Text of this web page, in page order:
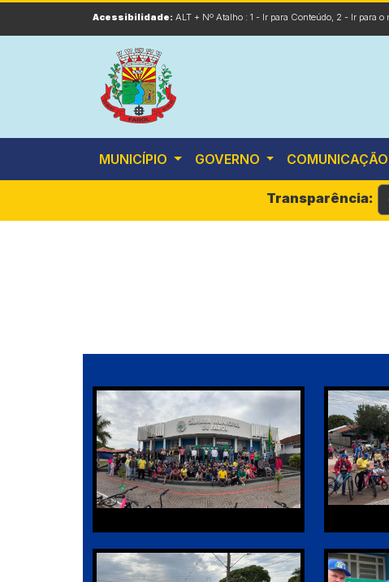
Acessibilidade: ALT + Nº Atalho : 1 - Ir para Conteúdo 2 - Ir para o
MUNICÍPIO GOVERNO COMUNICAÇÃO
Transparência: